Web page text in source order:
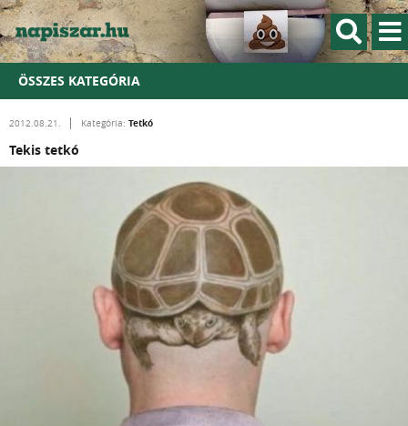
ÖSSZES KATEGÓRIA
2012.08.21. Kategória: Tetkó
Tekis tetkó